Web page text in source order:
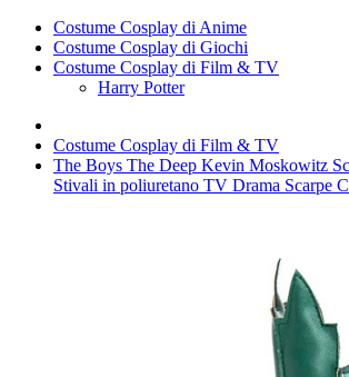
Costume Cosplay di Anime
Costume Cosplay di Giochi
Costume Cosplay di Film & TV
Harry Potter
Costume Cosplay di Film & TV
The Boys The Deep Kevin Moskowitz
Stivali in poliuretano TV Drama Scarpe